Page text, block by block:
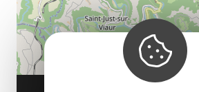
Leaflet | Map data ©